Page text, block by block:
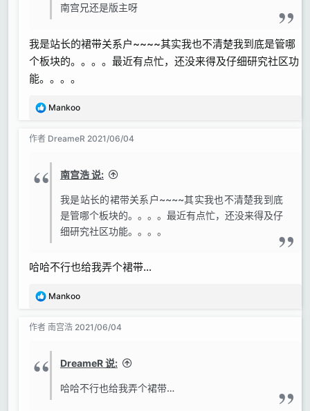
四个1T的三星PM961固态硬盘用一张阵列卡插在PCI-
样音色库。
一个2T的海康威视C2000PRO固态硬盘（初代紫光芯
不够了就把它转正）
个，柜子里存一个）
以及其他重要资料（机子里插一个，柜子里存一个）
报警），做了一个“杂务区”，用来扔那些QQ、微信、
迅雷等等各种软件的杂七杂八的缓存文件夹，各种下载
的东西也都用这个硬盘下载，下载完了再挪到该去的地
方。总之都是不重要的、临时性的垃圾文件。这个硬盘
啥时候坏了啥时候扔，一点也不会心疼。
显卡：
~~~~
南宫兄还是版主呀
我是站长的裙带关系户~~~~其实我也不清楚我到底是管哪
个板块的。。。。最近有点忙，还没来得及仔细研究社区功
能。。。。
反Mankoo
作者 DreameR 2021/06/04
南宫浩 说:
我是站长的裙带关系户~~~~其实我也不清楚我到底
是管哪个板块的。。。。最近有点忙，还没来得及仔
细研究社区功能。。。。
哈哈不行也给我弄个裙带…
反Mankoo
作者 南宫浩 2021/06/04
DreameR 说:
哈哈不行也给我弄个裙带…